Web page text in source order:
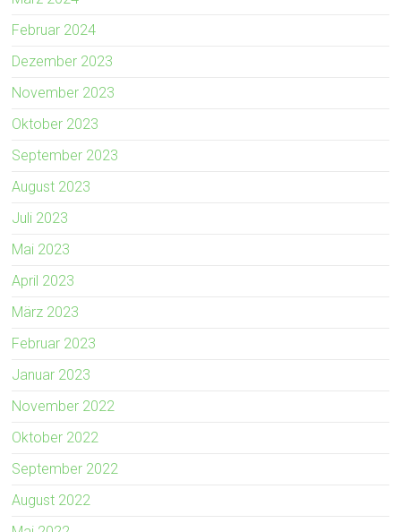
Februar 2024
Dezember 2023
November 2023
Oktober 2023
September 2023
August 2023
Juli 2023
Mai 2023
April 2023
März 2023
Februar 2023
Januar 2023
November 2022
Oktober 2022
September 2022
August 2022